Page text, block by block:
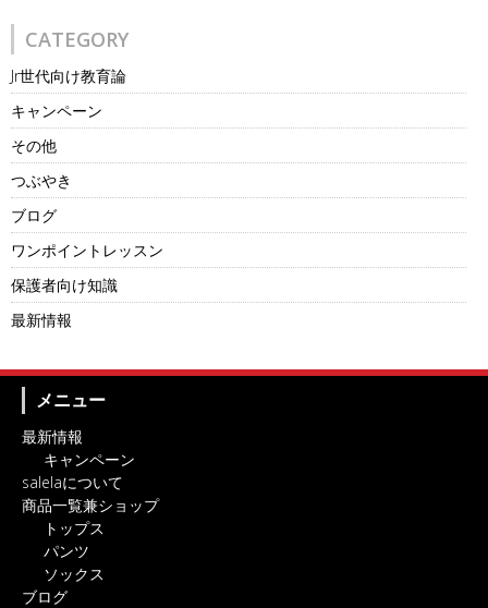
CATEGORY
Jr世代向け教育論
キャンペーン
その他
つぶやき
ブログ
ワンポイントレッスン
保護者向け知識
最新情報
メニュー
最新情報
キャンペーン
salelaについて
商品一覧兼ショップ
トップス
パンツ
ソックス
ブログ